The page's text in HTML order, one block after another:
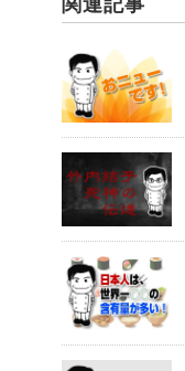
関連記事